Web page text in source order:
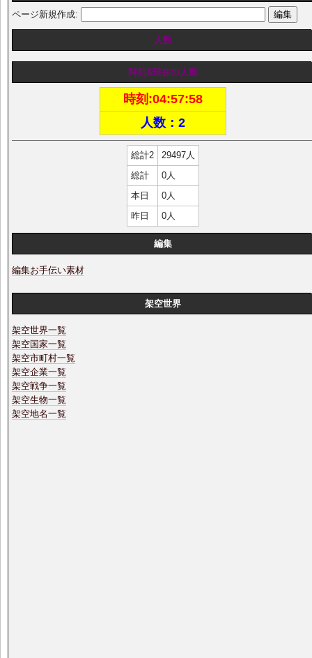
ページ新規作成:
人数
時刻&現在の人数
時刻:04:57:58
人数：2
総計2
29497人
総計
0人
本日
0人
昨日
0人
編集
編集お手伝い素材
架空世界
架空世界一覧
架空国家一覧
架空市町村一覧
架空企業一覧
架空戦争一覧
架空生物一覧
架空地名一覧